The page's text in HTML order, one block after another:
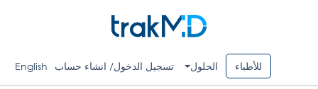
للأطباء الحلول تسجيل الدخول/ انشاء حساب English